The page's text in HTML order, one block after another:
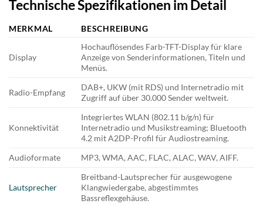
Technische Spezifikationen im Detail
MERKMAL BESCHREIBUNG
Display
Hochauflösendes Farb-TFT-Display für klare
Anzeige von Senderinformationen, Titeln und
Menüs.
Radio-Empfang
DAB+, UKW (mit RDS) und Internetradio mit
Zugriff auf über 30.000 Sender weltweit.
Konnektivität
Integriertes WLAN (802.11 b/g/n) für
Internetradio und Musikstreaming; Bluetooth
4.2 mit A2DP-Profil für Audiostreaming.
Audioformate
MP3, WMA, AAC, FLAC, ALAC, WAV, AIFF.
Lautsprecher
Breitband-Lautsprecher für ausgewogene
Klangwiedergabe, abgestimmtes
Bassreflexgehäuse.